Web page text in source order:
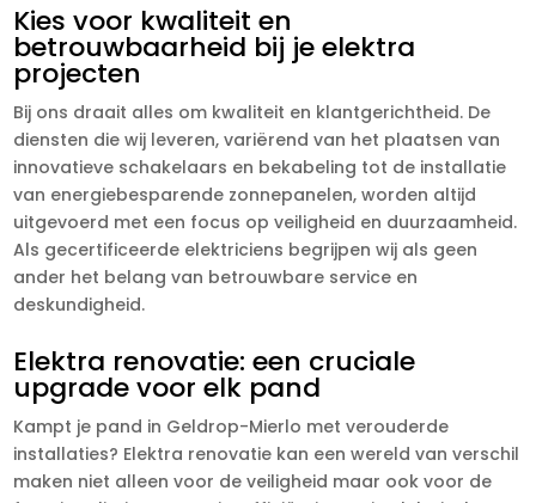
Kies voor kwaliteit en
betrouwbaarheid bij je elektra
projecten
Bij ons draait alles om kwaliteit en klantgerichtheid. De
diensten die wij leveren, variërend van het plaatsen van
innovatieve schakelaars en bekabeling tot de installatie
van energiebesparende zonnepanelen, worden altijd
uitgevoerd met een focus op veiligheid en duurzaamheid.
Als gecertificeerde elektriciens begrijpen wij als geen
ander het belang van betrouwbare service en
deskundigheid.
Elektra renovatie: een cruciale
upgrade voor elk pand
Kampt je pand in Geldrop-Mierlo met verouderde
installaties? Elektra renovatie kan een wereld van verschil
maken niet alleen voor de veiligheid maar ook voor de